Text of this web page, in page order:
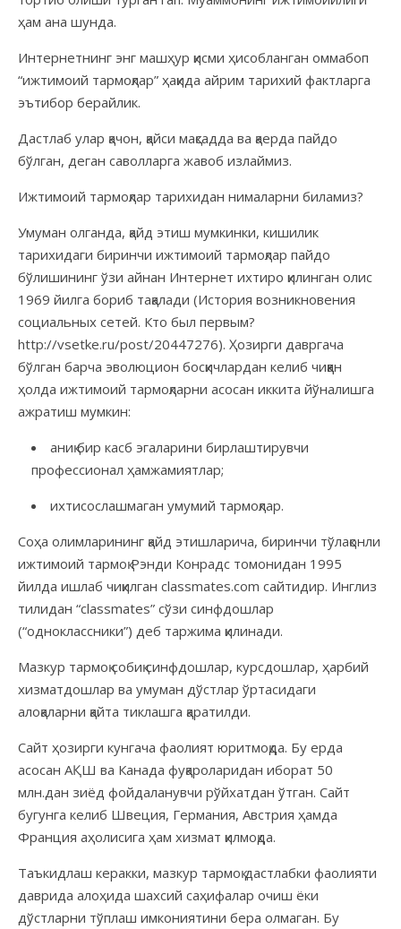
ҳам ана шунда.
Интернетнинг энг машҳур қисми ҳисобланган оммабоп
“ижтимоий тармоқлар” ҳақида айрим тарихий фактларга
эътибор берайлик.
Дастлаб улар қачон, қайси мақсадда ва қаерда пайдо
бўлган, деган саволларга жавоб излаймиз.
Ижтимоий тармоқлар тарихидан нималарни биламиз?
Умуман олганда, қайд этиш мумкинки, кишилик
тарихидаги биринчи ижтимоий тармоқлар пайдо
бўлишининг ўзи айнан Интернет ихтиро қилинган олис
1969 йилга бориб тақалади (История возникновения
социальных сетей. Кто был первым?
http://vsetke.ru/post/20447276). Ҳозирги давргача
бўлган барча эволюцион босқичлардан келиб чиққан
ҳолда ижтимоий тармоқларни асосан иккита йўналишга
ажратиш мумкин:
аниқ бир касб эгаларини бирлаштирувчи
профессионал ҳамжамиятлар;
ихтисослашмаган умумий тармоқлар.
Соҳа олимларининг қайд этишларича, биринчи тўлақонли
ижтимоий тармоқ Рэнди Конрадс томонидан 1995
йилда ишлаб чиқилган classmates.com сайтидир. Инглиз
тилидан “сlassmates” сўзи синфдошлар
(“одноклассники”) деб таржима қилинади.
Мазкур тармоқ собиқ синфдошлар, курсдошлар, ҳарбий
хизматдошлар ва умуман дўстлар ўртасидаги
алоқаларни қайта тиклашга қаратилди.
Сайт ҳозирги кунгача фаолият юритмоқда. Бу ерда
асосан АҚШ ва Канада фуқароларидан иборат 50
млн.дан зиёд фойдаланувчи рўйхатдан ўтган. Сайт
бугунга келиб Швеция, Германия, Австрия ҳамда
Франция аҳолисига ҳам хизмат қилмоқда.
Таъкидлаш керакки, мазкур тармоқ дастлабки фаолияти
даврида алоҳида шахсий саҳифалар очиш ёки
дўстларни тўплаш имкониятини бера олмаган. Бу